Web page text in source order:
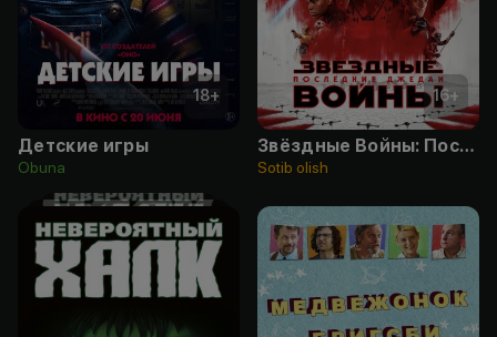
18+
Детские игры
Obuna
16+
Звёздные Войны: Последние джедаи
Sotib olish